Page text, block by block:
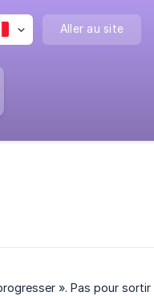
Aller au site
». Pas pour